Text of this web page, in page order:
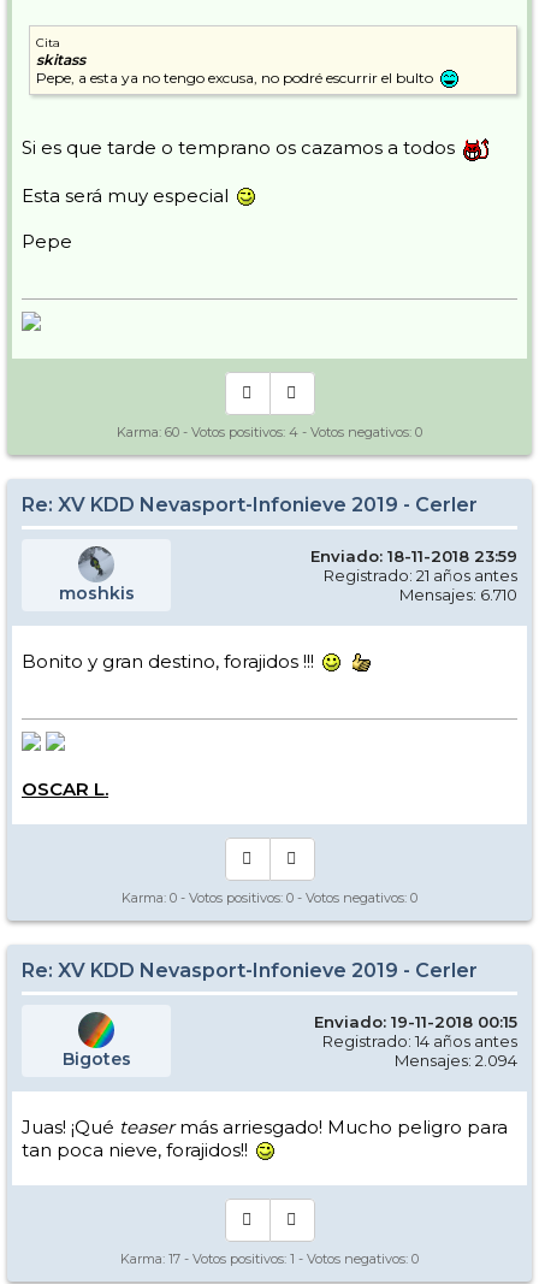
Cita
skitass
Pepe, a esta ya no tengo excusa, no podré escurrir el bulto
Si es que tarde o temprano os cazamos a todos
Esta será muy especial
Pepe
Karma: 60 - Votos positivos: 4 - Votos negativos: 0
Re: XV KDD Nevasport-Infonieve 2019 - Cerler
moshkis
Enviado: 18-11-2018 23:59
Registrado: 21 años antes
Mensajes: 6.710
Bonito y gran destino, forajidos !!!
OSCAR L.
Karma: 0 - Votos positivos: 0 - Votos negativos: 0
Re: XV KDD Nevasport-Infonieve 2019 - Cerler
Bigotes
Enviado: 19-11-2018 00:15
Registrado: 14 años antes
Mensajes: 2.094
Juas! ¡Qué teasermás arriesgado! Mucho peligro para
tan poca nieve, forajidos!!
Karma: 17 - Votos positivos: 1 - Votos negativos: 0